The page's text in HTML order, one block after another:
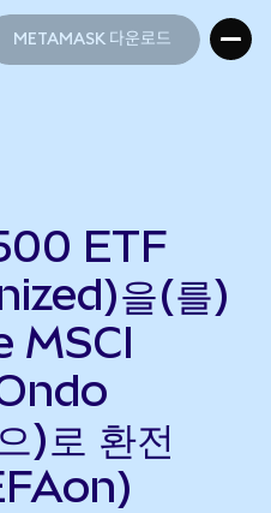
METAMASK 다운로드
ETF
을(를)
MSCI
)로 환전